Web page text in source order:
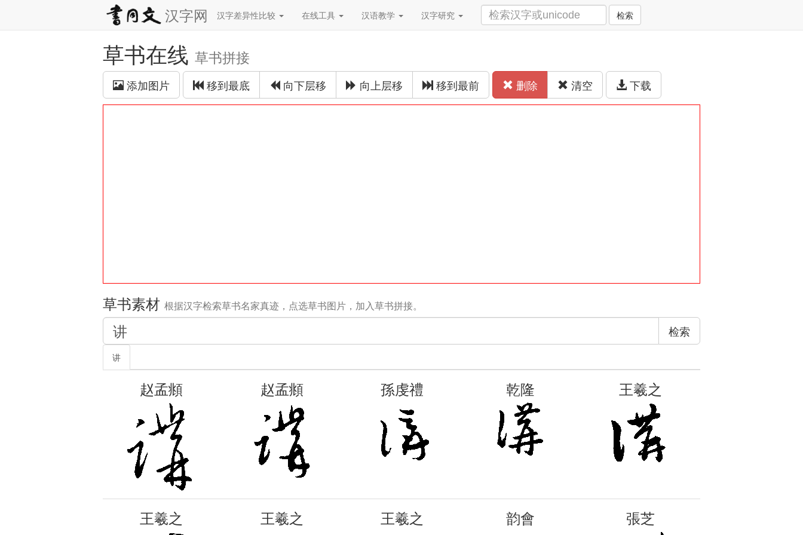
汉字网 汉字差异性比较 在线工具 汉语教学 汉字研究 检索
草书在线 草书拼接
添加图片 移到最底 向下层移 向上层移 移到最前 删除 清空 下载
草书素材 根据汉字检索草书名家真迹，点选草书图片，加入草书拼接。
检索
讲
赵孟頫 赵孟頫 孫虔禮 乾隆 王羲之
王羲之 王羲之 王羲之 韵會 張芝